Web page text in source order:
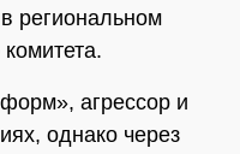
региональном
агрессор и
однако через